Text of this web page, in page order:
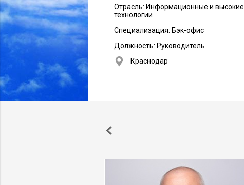
Отрасль: Информационные и высокие
технологии
Специализация: Бэк-офис
Должность: Руководитель
Краснодар